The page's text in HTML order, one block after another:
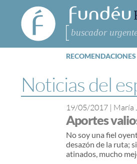
FundéuRAE
- Fundación
del Español
Urgente
Buscar
RECOMENDACIONES
Noticias del
19/05/2017 | María
Aportes
No soy una fiel
desazón de la ruta;
atinados, mucho